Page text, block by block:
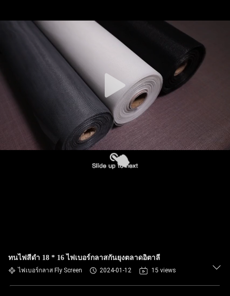
ทนไฟสีดำ 18 * 16 ไฟเบอร์กลาสกันยุงตลาดอิตาลี
ไฟเบอร์กลาส Fly Screen 2024-01-12 15 views